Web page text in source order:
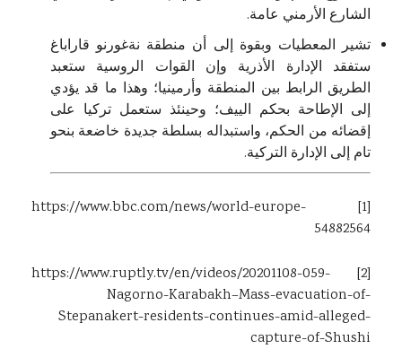
الشارع الأرمني عامة.
تشير المعطيات وبقوة إلى أن منطقة نةغورنو قاراباغ
ستفقد الإدارة الأذرية وإن القوات الروسية ستعبد
الطريق الرابط بين المنطقة وأرمينيا؛ وهذا ما قد يؤدي
إلى الإطاحة بحكم الييف؛ وحينئذ ستعمل تركيا على
إقضائه من الحكم، واستبداله بسلطة جديدة خاضعة بنحو
تام إلى الإدارة التركية.
[1]
https://www.bbc.com/news/world-europe-
54882564
[2]
https://www.ruptly.tv/en/videos/20201108-059-
Nagorno-Karabakh–Mass-evacuation-of-
Stepanakert-residents-continues-amid-alleged-
capture-of-Shushi